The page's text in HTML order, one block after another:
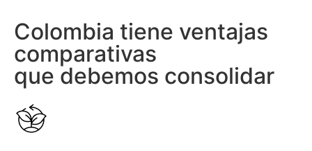
Colombia tiene ventajas
comparativas
que debemos consolidar